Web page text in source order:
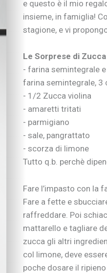
Vivere con cani,
Sicurezza dentro
Attività in famiglia
Tradizioni in
Imparare
Proposte per
A “tu per tu” con…
Educazione e
Educare al digitale
Educazione
Educare alle
Relazioni sociali
Gli esperti
I consigli degli
Inserimento nido
Scelte
Metodo di studio
Tecnologia a
Metodo di studio
e questo è il mio
insieme, in famiglia!
stagione, e vi
Le Sorprese di
- farina semintegrale
farina semintegrale, 3
- 1/2 Zucca violina
- amaretti tritati
- parmigiano
- sale, pangrattato
- scorza di limone
Tutto q.b. perchè
Fare l’impasto con la
Fare a fette e
raffreddare. Poi
mattarello e tagliare
zucca gli altri
col limone, deve
poche dosare il